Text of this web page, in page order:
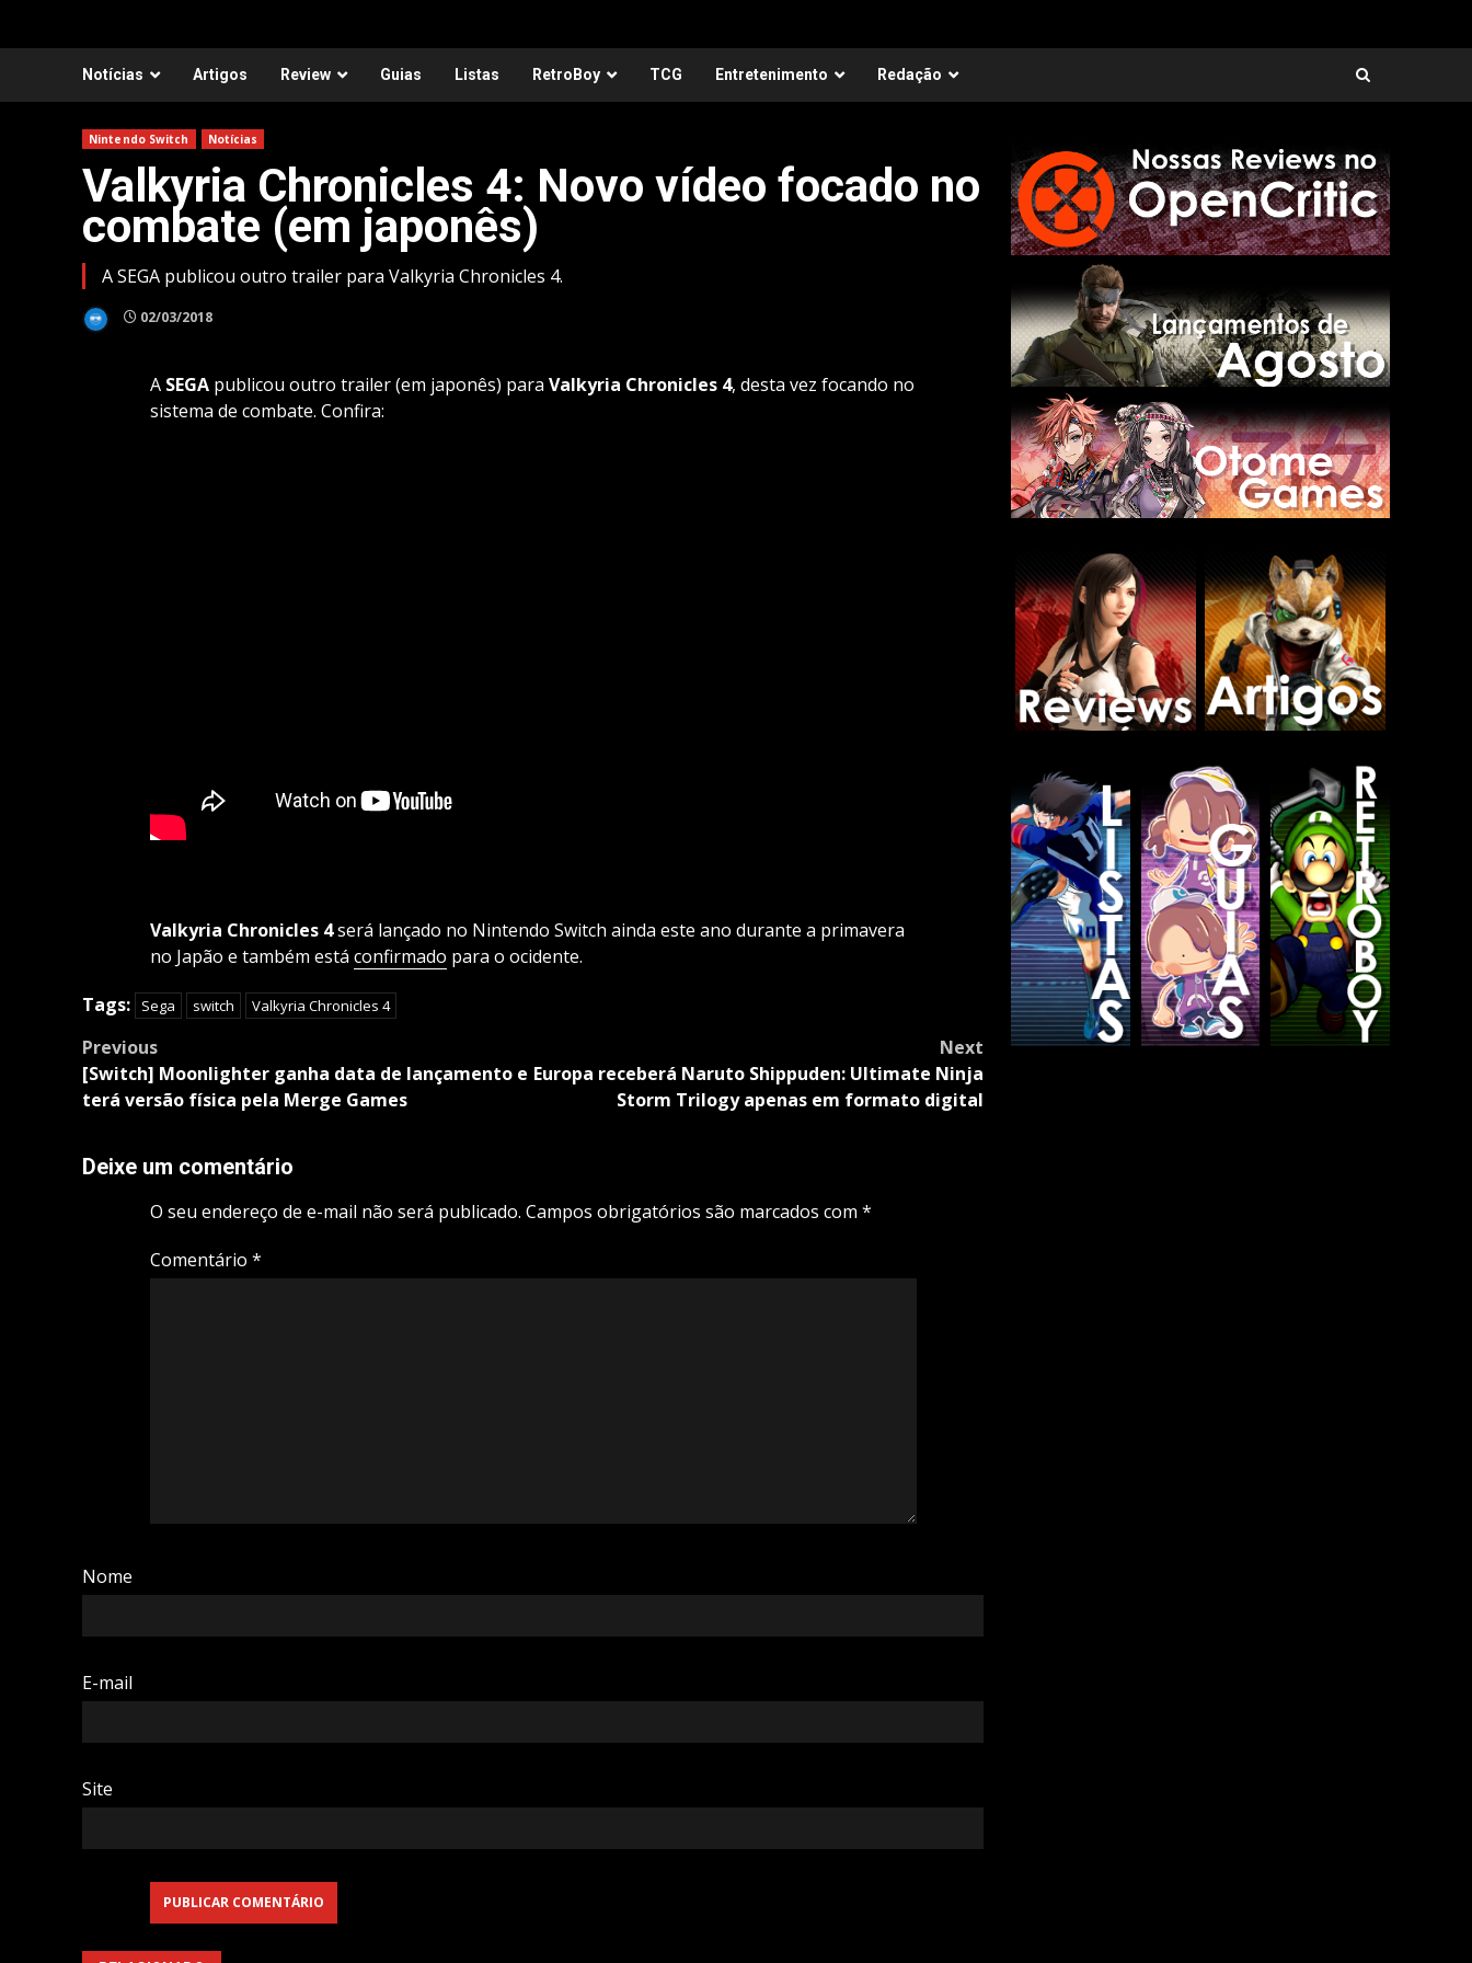
Notícias Artigos Review Guias Listas RetroBoy TCG Entretenimento Redação
Nintendo Switch Notícias
Valkyria Chronicles 4: Novo vídeo focado no
combate (em japonês)
A SEGA publicou outro trailer para Valkyria Chronicles 4.
02/03/2018
A SEGApublicou outro trailer (em japonês) para Valkyria Chronicles 4, desta vez focando no
sistema de combate. Confira:
Valkyria Chronicles 4será lançado no Nintendo Switch ainda este ano durante a primavera
no Japão e também está confirmado para o ocidente.
Tags:
Sega switch Valkyria Chronicles 4
Post
navigation
Previous
[Switch] Moonlighter ganha data de lançamento e
terá versão física pela Merge Games
Next
Europa receberá Naruto Shippuden: Ultimate Ninja
Storm Trilogy apenas em formato digital
Deixe um comentário
O seu endereço de e-mail não será publicado. Campos obrigatórios são marcados com *
Comentário *
Nome
E-mail
Site